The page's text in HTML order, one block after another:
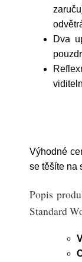
Dva
Výhodné
se těšíte na
Popis
Standard